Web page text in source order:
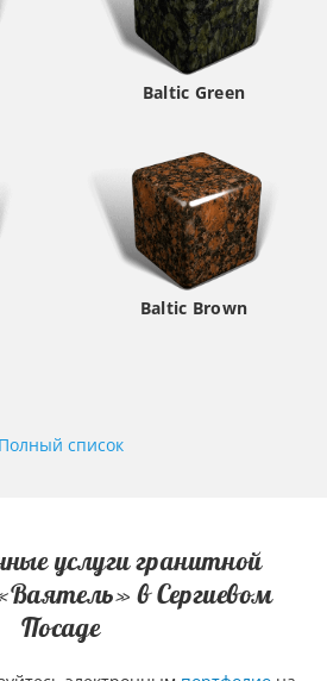
Baltic Green
Baltic Brown
Полный список
услуги гранитной
в Сергиевом
Посаде